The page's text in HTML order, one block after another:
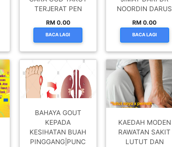
TERJERAT PEN
RM 0.00
BACA LAGI
NOORDIN DARUS
RM 0.00
BACA LAGI
BAHAYA GOUT
KEPADA
KESIHATAN BUAH
PINGGANG|PUNC
KAEDAH MODEN
RAWATAN SAKIT
LUTUT DAN